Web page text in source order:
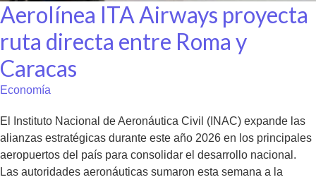
Aerolínea ITA Airways proyecta
ruta directa entre Roma y
Caracas
Economía
El Instituto Nacional de Aeronáutica Civil (INAC) expande las
alianzas estratégicas durante este año 2026 en los principales
aeropuertos del país para consolidar el desarrollo nacional.
Las autoridades aeronáuticas sumaron esta semana a la